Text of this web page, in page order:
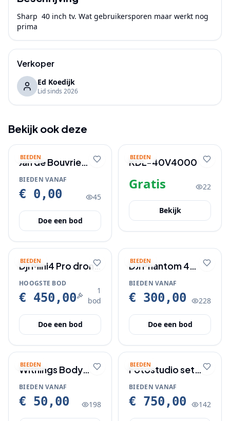
Sharp  40 inch tv. Wat gebruikersporen maar werkt nog
prima
Verkoper
Ed Koedijk
Lid sinds 2026
Bekijk ook deze
BIEDEN
Jan de Bouvrie
tafel lamp
BIEDEN VANAF
€ 0,00 45
Doe een bod
BIEDEN
KDL-40V4000
Gratis 22
Bekijk
BIEDEN
Dji Mini4 Pro drone
met Nanuk koffer
HOOGSTE BOD
€ 450,00
1
bod
Doe een bod
BIEDEN
DJI Phantom 4
Pro+ drone
BIEDEN VANAF
€ 300,00 228
Doe een bod
BIEDEN
Withings Body
Cardio
BIEDEN VANAF
€ 50,00 198
BIEDEN
Fotostudio set
Elinchrom BRX500
lampen met
BIEDEN VANAF
€ 750,00 142